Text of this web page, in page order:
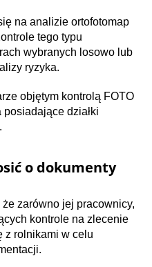
na analizie ortofotomap
tego typu
wybranych losowo lub
ryzyka.
objętym kontrolą FOTO
działki
o dokumenty
zarówno jej pracownicy,
kontrole na zlecenie
z rolnikami w celu